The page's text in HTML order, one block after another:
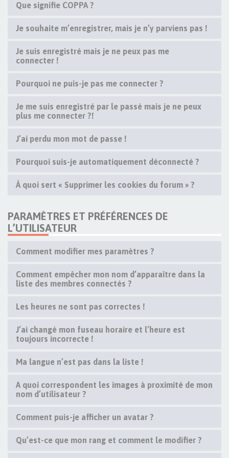
Que signifie COPPA ?
Je souhaite m’enregistrer, mais je n’y parviens pas !
Je suis enregistré mais je ne peux pas me
connecter !
Pourquoi ne puis-je pas me connecter ?
Je me suis enregistré par le passé mais je ne peux
plus me connecter ?!
J’ai perdu mon mot de passe !
Pourquoi suis-je automatiquement déconnecté ?
À quoi sert « Supprimer les cookies du forum » ?
PARAMÈTRES ET PRÉFÉRENCES DE
L’UTILISATEUR
Comment modifier mes paramètres ?
Comment empêcher mon nom d’apparaître dans la
liste des membres connectés ?
Les heures ne sont pas correctes !
J’ai changé mon fuseau horaire et l’heure est
toujours incorrecte !
Ma langue n’est pas dans la liste !
A quoi correspondent les images à proximité de mon
nom d’utilisateur ?
Comment puis-je afficher un avatar ?
Qu’est-ce que mon rang et comment le modifier ?